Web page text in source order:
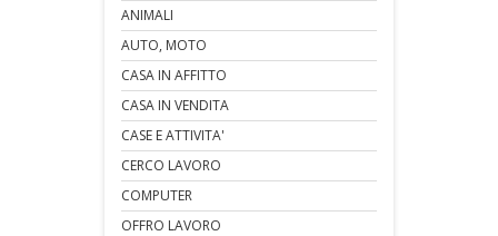
ANIMALI
AUTO, MOTO
CASA IN AFFITTO
CASA IN VENDITA
CASE E ATTIVITA'
CERCO LAVORO
COMPUTER
OFFRO LAVORO